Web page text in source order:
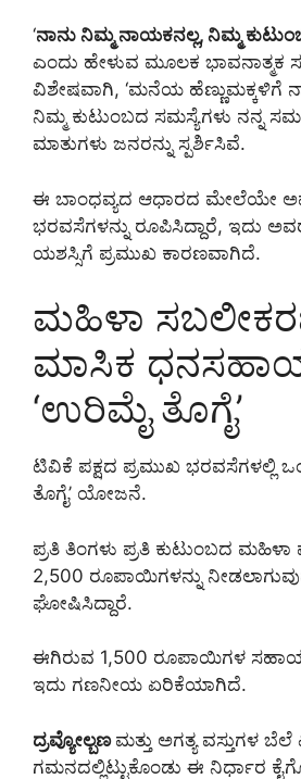
‘ನಾನು ನಿಮ್ಮ ನಾಯಕನಲ್ಲ, ನಿಮ್ಮ
ಎಂದು ಹೇಳುವ ಮೂಲಕ ಭಾವನಾತ್ಮಕ
ವಿಶೇಷವಾಗಿ, ‘ಮನೆಯ ಹೆಣ್ಣುಮಕ್ಕಳಿಗೆ
ನಿಮ್ಮ ಕುಟುಂಬದ ಸಮಸ್ಯೆಗಳು ನನ್ನ
ಮಾತುಗಳು ಜನರನ್ನು ಸ್ಪರ್ಶಿಸಿವೆ.
ಈ ಬಾಂಧವ್ಯದ ಆಧಾರದ ಮೇಲೆಯೇ
ಭರವಸೆಗಳನ್ನು ರೂಪಿಸಿದ್ದಾರೆ, ಇದು
ಯಶಸ್ಸಿಗೆ ಪ್ರಮುಖ ಕಾರಣವಾಗಿದೆ.
ಮಹಿಳಾ
ಮಾಸಿಕ
‘ಉರಿಮೈ ತೊಗೈ’
ಟಿವಿಕೆ ಪಕ್ಷದ ಪ್ರಮುಖ ಭರವಸೆಗಳಲ್ಲಿ
ತೊಗೈ’ ಯೋಜನೆ.
ಪ್ರತಿ ತಿಂಗಳು ಪ್ರತಿ ಕುಟುಂಬದ ಮಹಿಳಾ
2,500 ರೂಪಾಯಿಗಳನ್ನು
ಘೋಷಿಸಿದ್ದಾರೆ.
ಈಗಿರುವ 1,500 ರೂಪಾಯಿಗಳ
ಇದು ಗಣನೀಯ ಏರಿಕೆಯಾಗಿದೆ.
ದ್ರವ್ಯೋಲ್ಬಣ ಮತ್ತು ಅಗತ್ಯ ವಸ್ತುಗಳ
ಗಮನದಲ್ಲಿಟ್ಟುಕೊಂಡು ಈ ನಿರ್ಧಾರ